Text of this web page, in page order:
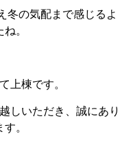
冬の気配まで感じるよ
。
上棟です。
しいただき、誠にあり
。